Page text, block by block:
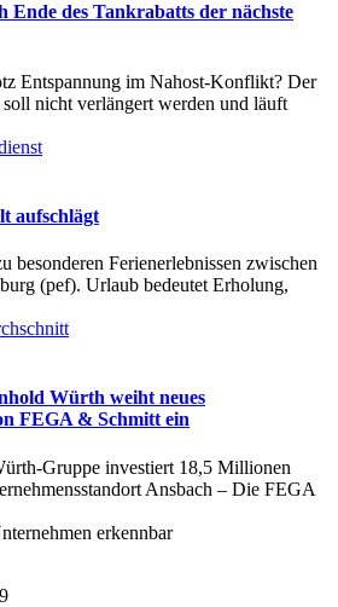
des Tankrabatts der nächste
Entspannung im Nahost-Konflikt? Der
nicht verlängert werden und läuft
aufschlägt
besonderen Ferienerlebnissen zwischen
(pef). Urlaub bedeutet Erholung,
Würth weiht neues
FEGA & Schmitt ein
Gruppe investiert 18,5 Millionen
Ansbach – Die FEGA